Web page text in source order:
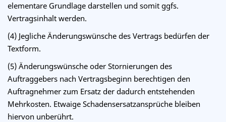
elementare Grundlage darstellen und somit ggfs.
Vertragsinhalt werden.
(4) Jegliche Änderungswünsche des Vertrags bedürfen der
Textform.
(5) Änderungswünsche oder Stornierungen des
Auftraggebers nach Vertragsbeginn berechtigen den
Auftragnehmer zum Ersatz der dadurch entstehenden
Mehrkosten. Etwaige Schadensersatzansprüche bleiben
hiervon unberührt.